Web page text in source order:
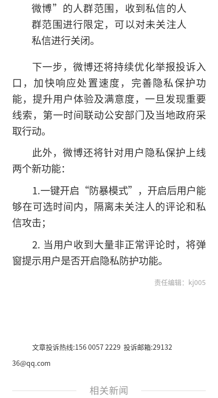
微博”的人群范围，收到私信的人
群范围进行限定，可以对未关注人
私信进行关闭。
下一步，微博还将持续优化举报投诉入
口，加快响应处置速度，完善隐私保护功
能，提升用户体验及满意度，一旦发现重要
线索，第一时间联动公安部门及当地政府采
取行动。
此外，微博还将针对用户隐私保护上线
两个新功能：
1.一键开启“防暴模式”，开启后用户能
够在可选时间内，隔离未关注人的评论和私
信攻击；
2. 当用户收到大量非正常评论时，将弹
窗提示用户是否开启隐私防护功能。
责任编辑：kj005
文章投诉热线:156 0057 2229 投诉邮箱:29132
36@qq.com
相关新闻